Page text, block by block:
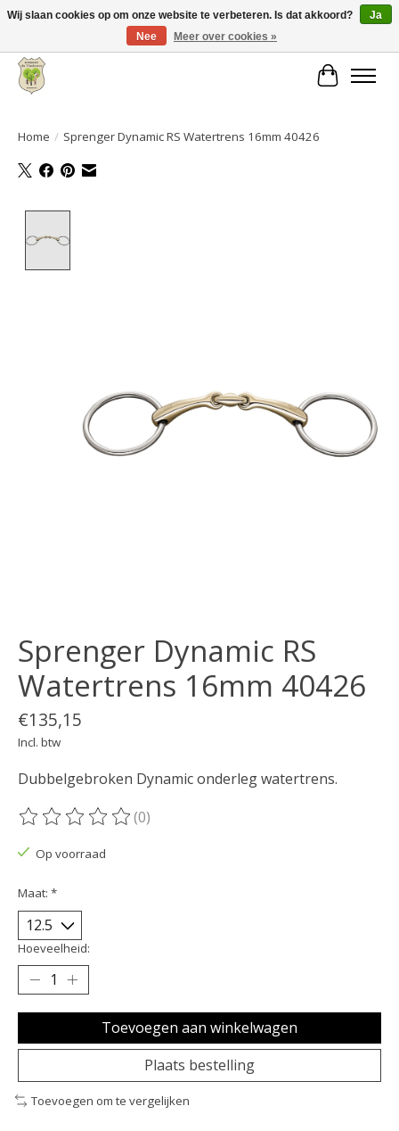
Grote keuze aan producten en snelle verzending!
Home / Sprenger Dynamic RS Watertrens 16mm 40426
Sprenger Dynamic RS
Watertrens 16mm 40426
€135,15
Incl. btw
Dubbelgebroken Dynamic onderleg watertrens.
De beoordeling van dit product is
(0)
Op voorraad
Maat: *
Hoeveelheid:
Toevoegen aan winkelwagen
Plaats bestelling
Toevoegen om te vergelijken
Wij slaan cookies op om onze website te verbeteren. Is dat akkoord?
Ja
Nee
Meer over cookies »